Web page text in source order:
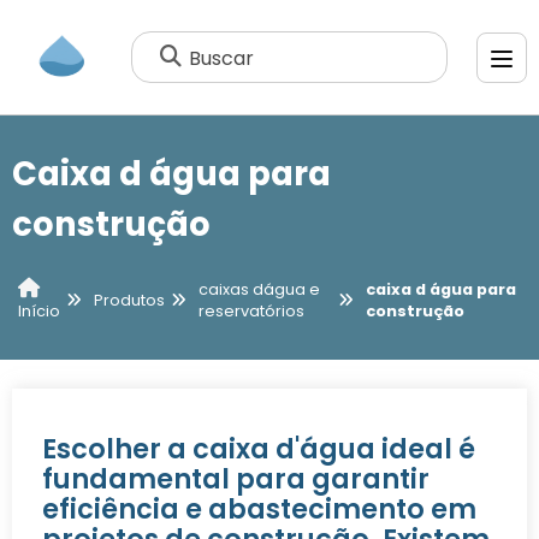
Buscar
Caixa d água para
construção
Início
Produtos
caixas dágua e
reservatórios
caixa d água para
construção
Escolher a caixa d'água ideal é
fundamental para garantir
eficiência e abastecimento em